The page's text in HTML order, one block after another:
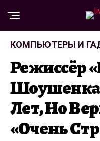
КОМПЬЮТЕРЫ И
Режиссёр
Лет, Но
«Очень